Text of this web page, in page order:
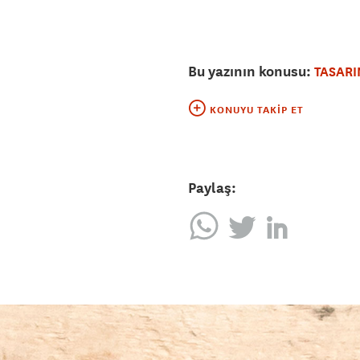
Bu yazının konusu:
KONUYU TAKIP ET
Paylaş: